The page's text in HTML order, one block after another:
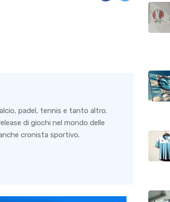
padel, tennis e tanto altro.
di giochi nel mondo delle
cronista sportivo.